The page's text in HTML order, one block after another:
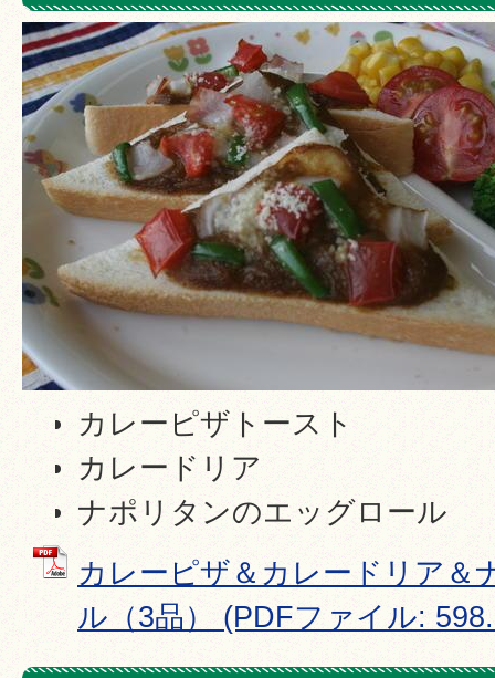
カレーピザトースト
カレードリア
ナポリタンのエッグロール
カレーピザ＆カレードリア＆
ル（3品） (PDFファイル: